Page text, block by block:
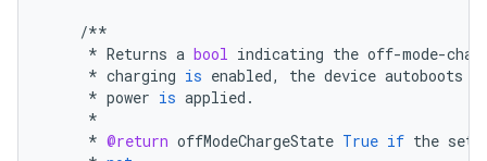
/**
* Returns a bool indicating the off-mode-
* charging is enabled, the device autoboots
* power is applied .
*
* @return offModeChargeState True if the